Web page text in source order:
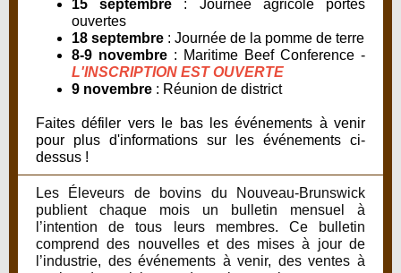
15 septembre : Journée agricole portes
ouvertes
18 septembre : Journée de la pomme de terre
8-9 novembre : Maritime Beef Conference -
L'INSCRIPTION EST OUVERTE
9 novembre : Réunion de district
Faites défiler vers le bas les événements à venir
pour plus d'informations sur les événements ci-
dessus !
Les Éleveurs de bovins du Nouveau-Brunswick
publient chaque mois un bulletin mensuel à
l’intention de tous leurs membres. Ce bulletin
comprend des nouvelles et des mises à jour de
l’industrie, des événements à venir, des ventes à